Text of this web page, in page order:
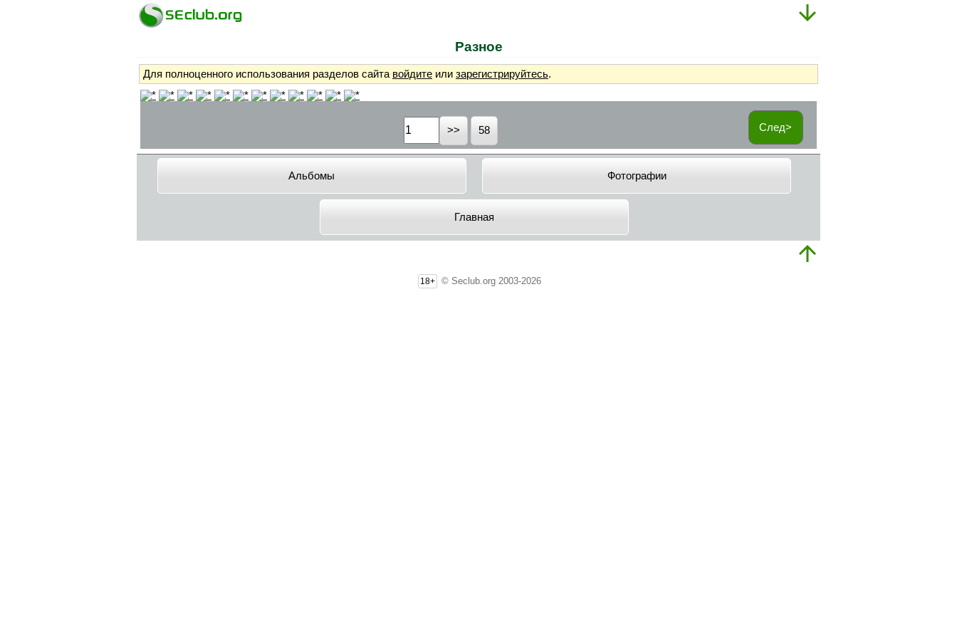
Разное
Для полноценного использования разделов сайта войдите или зарегистрируйтесь.
След>
58
Альбомы Фотографии
Главная
18+ © Seclub.org 2003-2026